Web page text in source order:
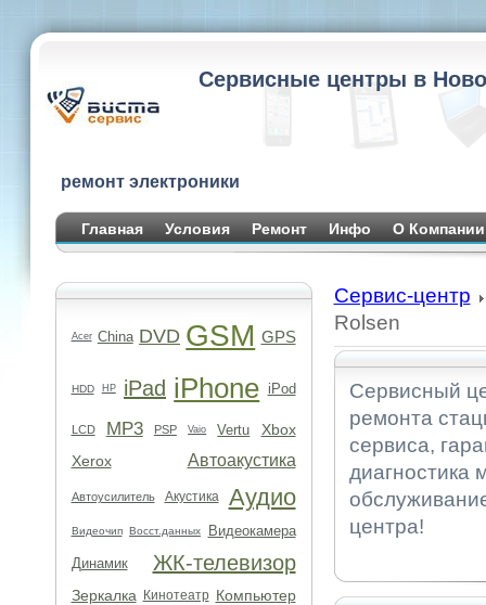
Сервисные центры в
ремонт электроники
Главная Условия Ремонт Инфо О Компании
Acer China DVD GSM GPS
HDD HP iPad iPhone iPod
LCD MP3 PSP Vaio Vertu
Xbox
Xerox
Автоакустика
Автоусилитель Акустика Аудио
Видеочип Восст.данных
Видеокамера
Динамик
ЖК-телевизор
Зеркалка Кинотеатр Компьютер
Сервис-центр
Rolsen
Сервисный
ремонта
сервиса,
диагностика
центра!